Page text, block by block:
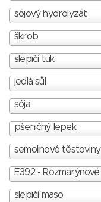
sójový hydrolyzát
škrob
slepičí tuk
jedlá sůl
sója
pšeničný lepek
semolinové těstoviny
slepičí maso